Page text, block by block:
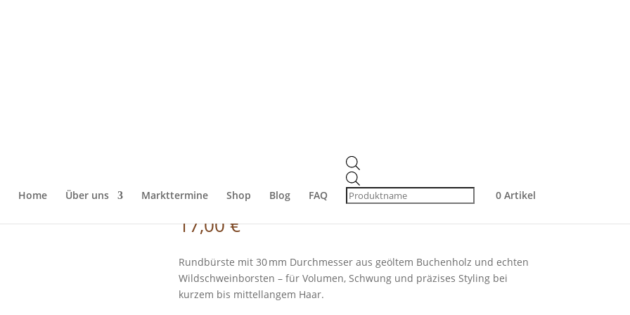
Home Über uns Markttermine Shop Blog FAQ
search
0 Artikel
22 cm Buchenholzgriff für Volumen
& Pflege
17,00€
Rundbürste mit 30 mm Durchmesser aus geöltem Buchenholz und echten
Wildschweinborsten – für Volumen, Schwung und präzises Styling bei
kurzem bis mittellangem Haar.